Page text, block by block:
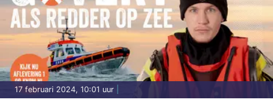
17 februari 2024, 10:01 uur